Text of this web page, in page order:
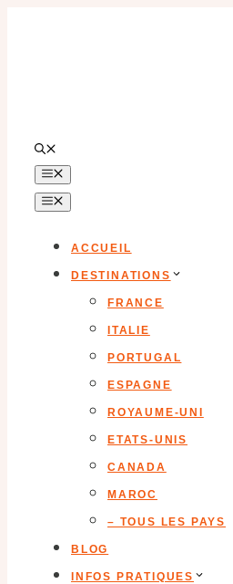
ACCUEIL
DESTINATIONS
FRANCE
ITALIE
PORTUGAL
ESPAGNE
ROYAUME-UNI
ETATS-UNIS
CANADA
MAROC
– TOUS LES PAYS
BLOG
INFOS PRATIQUES